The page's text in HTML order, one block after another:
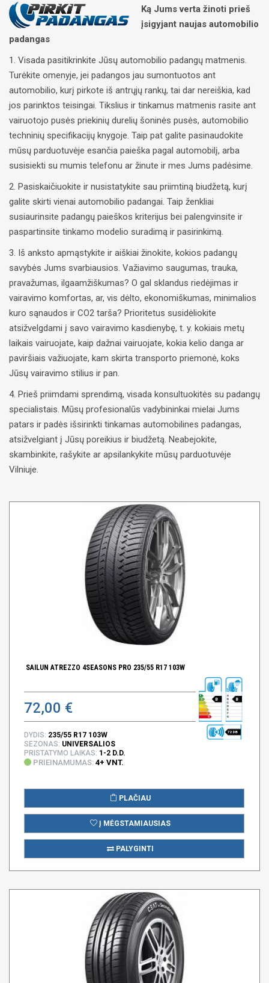
Ką Jums verta žinoti prieš
įsigyjant naujas automobilio
padangas
1. Visada pasitikrinkite Jūsų automobilio padangų matmenis.
Turėkite omenyje, jei padangos jau sumontuotos ant
automobilio, kurį pirkote iš antrųjų rankų, tai dar nereiškia, kad
jos parinktos teisingai. Tikslius ir tinkamus matmenis rasite ant
vairuotojo pusės priekinių durelių šoninės pusės, automobilio
techninių specifikacijų knygoje. Taip pat galite pasinaudokite
mūsų parduotuvėje esančia paieška pagal automobilį, arba
susisiekti su mumis telefonu ar žinute ir mes Jums padėsime.
2. Pasiskaičiuokite ir nusistatykite sau priimtiną biudžetą, kurį
galite skirti vienai automobilio padangai. Taip ženkliai
susiaurinsite padangų paieškos kriterijus bei palengvinsite ir
paspartinsite tinkamo modelio suradimą ir pasirinkimą.
3. Iš anksto apmąstykite ir aiškiai žinokite, kokios padangų
savybės Jums svarbiausios. Važiavimo saugumas, trauka,
pravažumas, ilgaamžiškumas? O gal sklandus riedėjimas ir
vairavimo komfortas, ar, vis dėlto, ekonomiškumas, minimalios
kuro sąnaudos ir CO2 tarša? Prioritetus susidėliokite
atsižvelgdami į savo vairavimo kasdienybę, t. y. kokiais metų
laikais vairuojate, kaip dažnai vairuojate, kokia kelio danga ar
paviršiais važiuojate, kam skirta transporto priemonė, koks
Jūsų vairavimo stilius ir pan.
4. Prieš priimdami sprendimą, visada konsultuokitės su padangų
specialistais. Mūsų profesionalūs vadybininkai mielai Jums
patars ir padės išsirinkti tinkamas automobilines padangas,
atsižvelgiant į Jūsų poreikius ir biudžetą. Neabejokite,
skambinkite, rašykite ar apsilankykite mūsų parduotuvėje
Vilniuje.
SAILUN ATREZZO 4SEASONS PRO 235/55 R17 103W
72,00 €
B B
72 DB
DYDIS: 235/55 R17 103W
SEZONAS: UNIVERSALIOS
PRISTATYMO LAIKAS: 1-2 D.D.
PRIEINAMUMAS: 4+ VNT.
PLAČIAU
Į MĖGSTAMIAUSIAS
PALYGINTI